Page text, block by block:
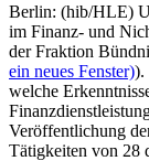
Berlin: (hib/HLE)
im Finanz- und
der Fraktion
ein neues Fenster)).
welche
Veröffentlichung
Tätigkeiten von 28